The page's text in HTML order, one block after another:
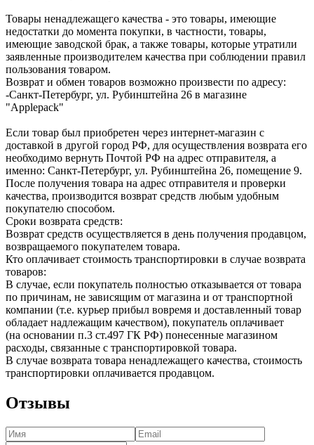
Товары ненадлежащего качества - это товары, имеющие
недостатки до момента покупки, в частности, товары,
имеющие заводской брак, а также товары, которые утратили
заявленные производителем качества при соблюдении правил
пользования товаром.
Возврат и обмен товаров возможно произвести по адресу:
-Санкт-Петербург, ул. Рубинштейна 26 в магазине
"Applepack"
Если товар был приобретен через интернет-магазин с
доставкой в другой город РФ, для осуществления возврата его
необходимо вернуть Почтой РФ на адрес отправителя, а
именно: Санкт-Петербург, ул. Рубинштейна 26, помещение 9.
После получения товара на адрес отправителя и проверки
качества, производится возврат средств любым удобным
покупателю способом.
Сроки возврата средств:
Возврат средств осуществляется в день получения продавцом,
возвращаемого покупателем товара.
Кто оплачивает стоимость транспортировки в случае возврата
товаров:
В случае, если покупатель полностью отказывается от товара
по причинам, не зависящим от магазина и от транспортной
компании (т.е. курьер прибыл вовремя и доставленный товар
обладает надлежащим качеством), покупатель оплачивает
(на основании п.3 ст.497 ГК РФ) понесенные магазином
расходы, связанные с транспортировкой товара.
В случае возврата товара ненадлежащего качества, стоимость
транспортировки оплачивается продавцом.
Отзывы